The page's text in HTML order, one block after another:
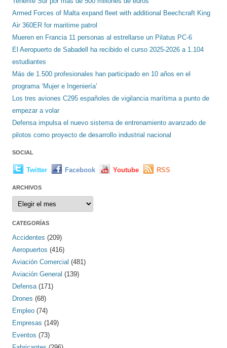
Armed Forces of Malta expand fleet with additional Beechcraft King
Air 360ER for maritime patrol
Mueren en Francia 11 personas al estrellarse un Pilatus PC-6
El Aeropuerto de Sabadell ha recibido el curso 2025-2026 a 1.104
estudiantes
Más de 1.500 profesionales han participado en 10 años en el
programa ‘Mujer e Ingeniería’
Los tres aviones C295 españoles de vigilancia marítima a punto de
empezar a volar
Defensa impulsa el nuevo sistema de entrenamiento avanzado de
pilotos como proyecto de desarrollo industrial nacional
SOCIAL
Twitter Facebook Youtube RSS
ARCHIVOS
Archivos
CATEGORÍAS
Accidentes (209)
Aeropuertos (416)
Aviación Comercial (481)
Aviación General (139)
Defensa(171)
Drones (68)
Empleo (74)
Empresas (149)
Eventos (73)